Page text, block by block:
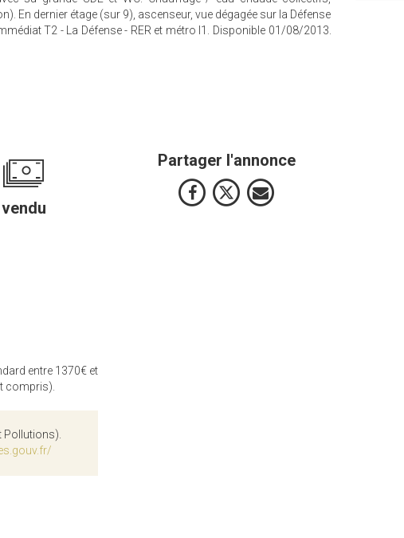
En dernier étage (sur 9), ascenseur, vue dégagée sur la Défense
T2 - La Défense - RER et métro l1. Disponible 01/08/2013.
vendu
entre 1370€ et
compris).
Pollutions).
Partager l'annonce